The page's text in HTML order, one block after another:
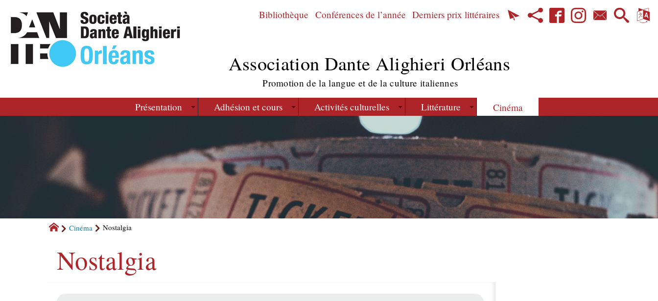
Bibliothèque Conférences de l’année Derniers prix littéraires
Association Dante Alighieri Orléans
Promotion de la langue et de la culture italiennes
Présentation
Adhésion et cours Activités culturelles Littérature Cinéma
Cinéma Nostalgia
Nostalgia